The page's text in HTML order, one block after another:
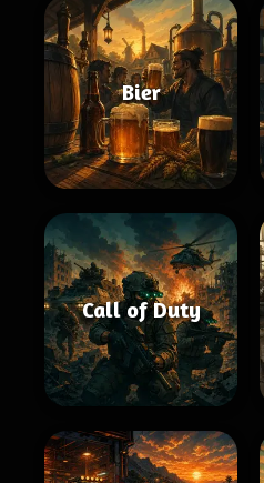
Bier
Call of Duty